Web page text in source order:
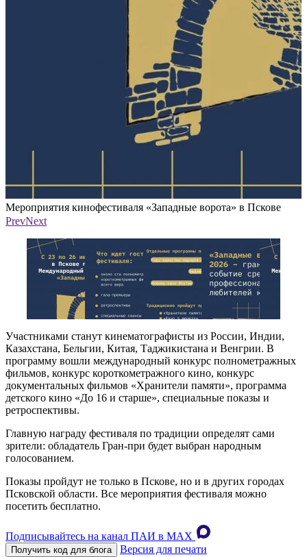
Мероприятия кинофестиваля «Западные ворота» в Пскове
Фото: организаторы
PrevNext
Участниками станут кинематографисты из России, Индии,
Казахстана, Бельгии, Китая, Таджикистана и Венгрии. В
программу вошли международный конкурс полнометражных
фильмов, конкурс короткометражного кино, конкурс
документальных фильмов «Хранители памяти», программа
детского кино «До 16 и старше», специальные показы и
ретроспективы.
Главную награду фестиваля по традиции определят сами
зрители: обладатель Гран-при будет выбран народным
голосованием.
Показы пройдут не только в Пскове, но и в других городах
Псковской области. Все мероприятия фестиваля можно
посетить бесплатно.
Подписывайтесь на канал ПАИ в MAХ
Получить код для блога Версия для печати